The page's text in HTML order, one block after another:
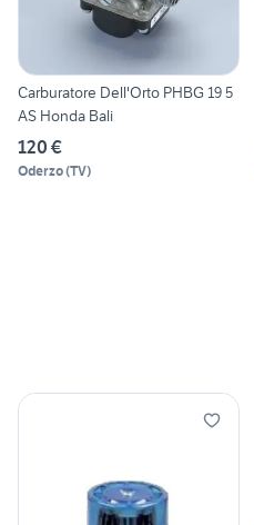
Carburatore Dell'Orto PHBG 19 5
AS Honda Bali
120 €
Oderzo(TV)